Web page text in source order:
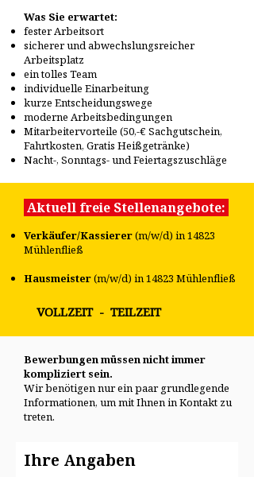
Was Sie erwartet:
fester Arbeitsort
sicherer und abwechslungsreicher
Arbeitsplatz
ein tolles Team
individuelle Einarbeitung
kurze Entscheidungswege
moderne Arbeitsbedingungen
Mitarbeitervorteile (50,-€ Sachgutschein,
Fahrtkosten, Gratis Heißgetränke)
Nacht-, Sonntags- und Feiertagszuschläge
Aktuell freie Stellenangebote:
Verkäufer/Kassierer(m/w/d) in14823
Mühlenfließ
Hausmeister(m/w/d) in14823 Mühlenfließ
VOLLZEIT - TEILZEIT
Bewerbungen müssen nicht immer
kompliziert sein.
Wir benötigen nur ein paar grundlegende
Informationen, um mit Ihnen in Kontakt zu
treten.
Ihre Angaben